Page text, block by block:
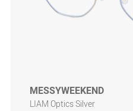
MESSYWEEKEND
LIAM Optics Silver